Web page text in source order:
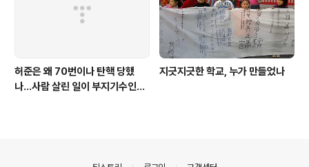
허준은 왜 70번이나 탄핵 당했
나…사람 살린 일이 부지기수인
지긋지긋한 학교, 누가 만들었나